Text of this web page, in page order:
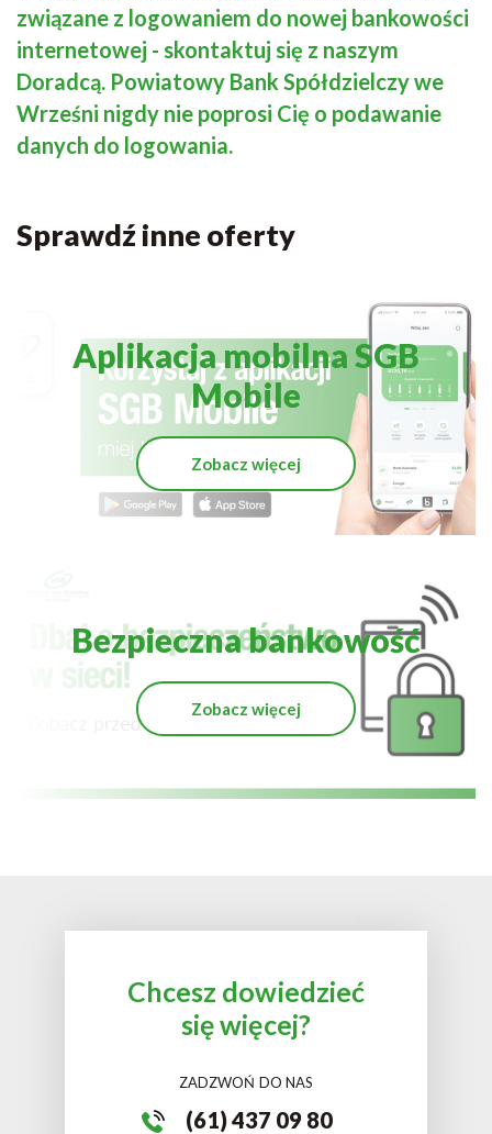
związane z logowaniem do nowej bankowości
internetowej - skontaktuj się z naszym
Doradcą. Powiatowy Bank Spółdzielczy we
Wrześni nigdy nie poprosi Cię o podawanie
danych do logowania.
Sprawdź inne oferty
Aplikacja mobilna SGB
Mobile
Zobacz więcej
Bezpieczna bankowość
Zobacz więcej
Chcesz dowiedzieć
się więcej?
ZADZWOŃ DO NAS
(61) 437 09 80